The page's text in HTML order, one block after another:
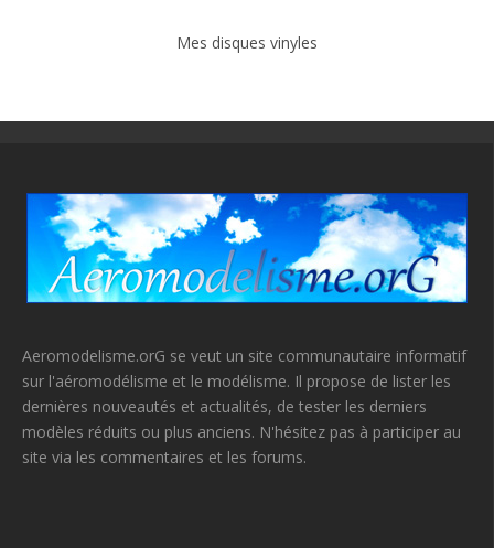
Mes disques vinyles
Aeromodelisme.orG se veut un site communautaire informatif
sur l'aéromodélisme et le modélisme. Il propose de lister les
dernières nouveautés et actualités, de tester les derniers
modèles réduits ou plus anciens. N'hésitez pas à participer au
site via les commentaires et les forums.